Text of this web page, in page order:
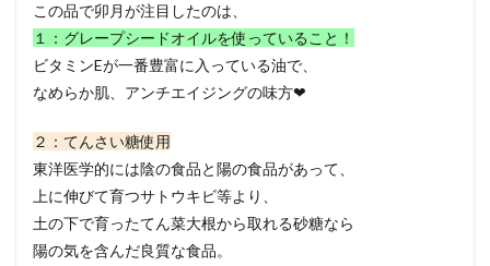
この品で卯月が注目したのは、
１：グレープシードオイルを使っていること！
ビタミンEが一番豊富に入っている油で、
なめらか肌、アンチエイジングの味方❤
２：てんさい糖使用
東洋医学的には陰の食品と陽の食品があって、
上に伸びて育つサトウキビ等より、
土の下で育ったてん菜大根から取れる砂糖なら
陽の気を含んだ良質な食品。